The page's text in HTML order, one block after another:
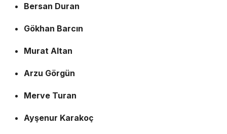
Bersan Duran
Gökhan Barcın
Murat Altan
Arzu Görgün
Merve Turan
Ayşenur Karakoç